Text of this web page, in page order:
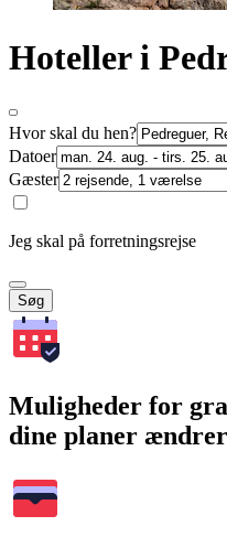
Hoteller i
Hvor skal du hen?
Datoer
Gæster
Jeg skal på forretningsrejse
Søg
Muligheder for
dine planer